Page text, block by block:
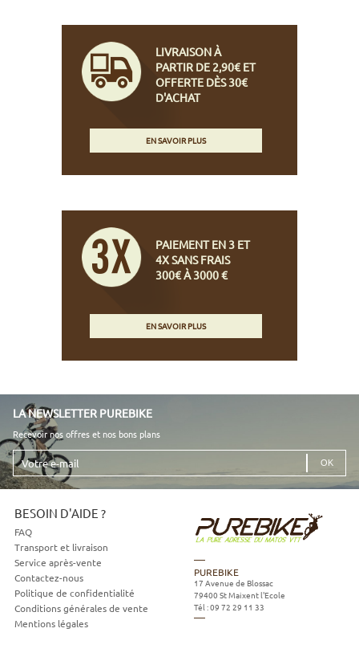
LIVRAISON À
PARTIR DE 2,90€ ET
OFFERTE DÈS 30€
D'ACHAT
EN SAVOIR PLUS
PAIEMENT EN 3 ET
4X SANS FRAIS
300€ À 3000 €
EN SAVOIR PLUS
LA NEWSLETTER PUREBIKE
Recevoir nos offres et nos bons plans
Votre
e-
mail
BESOIN D'AIDE ?
FAQ
Transport et livraison
Service après-vente
Contactez-nous
Politique de confidentialité
Conditions générales de vente
Mentions légales
PUREBIKE
17 Avenue de Blossac
79400 St Maixent l'Ecole
Tél :09 72 29 11 33